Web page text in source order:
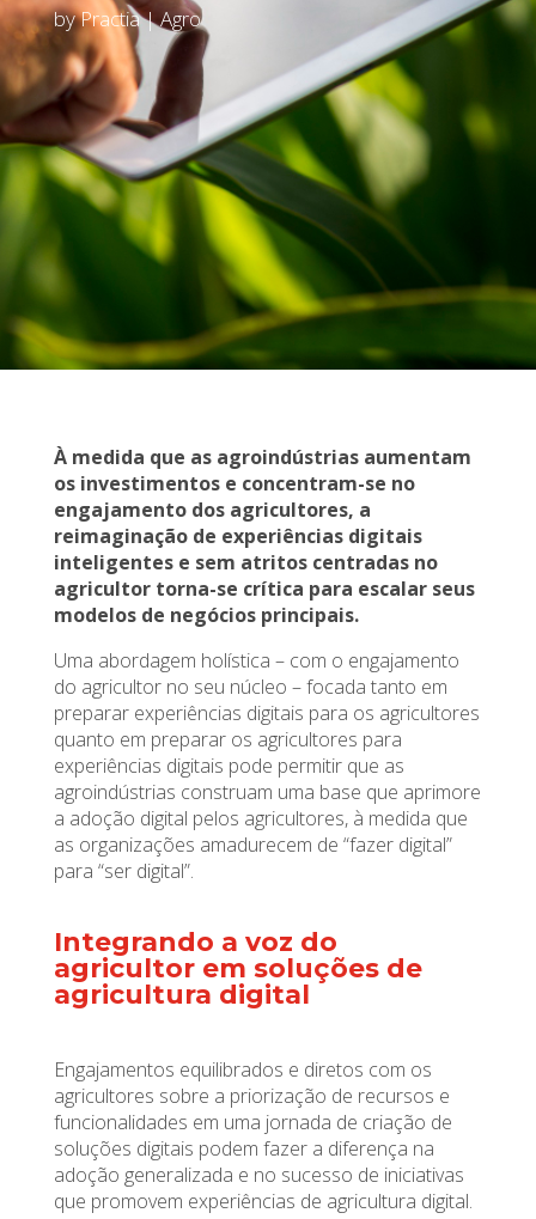
byPractia|Agro
À medida que as agroindústrias aumentam
os investimentos e concentram-se no
engajamento dos agricultores, a
reimaginação de experiências digitais
inteligentes e sem atritos centradas no
agricultor torna-se crítica para escalar seus
modelos de negócios principais.
Uma abordagem holística – com o engajamento
do agricultor no seu núcleo – focada tanto em
preparar experiências digitais para os agricultores
quanto em preparar os agricultores para
experiências digitais pode permitir que as
agroindústrias construam uma base que aprimore
a adoção digital pelos agricultores, à medida que
as organizações amadurecem de “fazer digital”
para “ser digital”.
Integrando a voz do
agricultor em soluções de
agricultura digital
Engajamentos equilibrados e diretos com os
agricultores sobre a priorização de recursos e
funcionalidades em uma jornada de criação de
soluções digitais podem fazer a diferença na
adoção generalizada e no sucesso de iniciativas
que promovem experiências de agricultura digital.